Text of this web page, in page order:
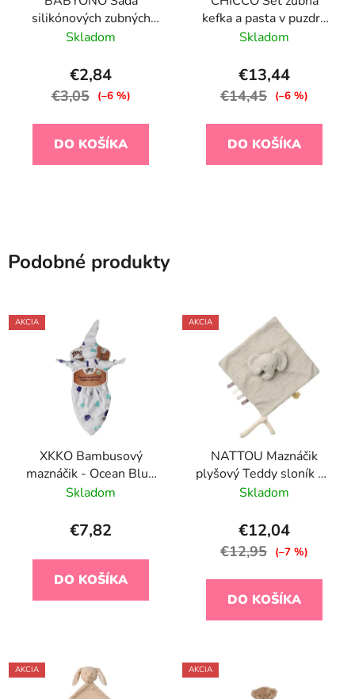
silikónových zubných
kefiek na prst 2ks 0m+
Skladom
€2,84
€3,05 (–6 %)
DO KOŠÍKA
kefka a pasta v puzdre
Always smiling - light
Skladom
€13,44
€14,45 (–6 %)
DO KOŠÍKA
Podobné produkty
AKCIA
XKKO Bambusový
maznáčik - Ocean Blue
Hearts
Skladom
€7,82
DO KOŠÍKA
AKCIA
NATTOU Maznáčik
plyšový Teddy sloník 28
x 28 cm, 0m+
Skladom
€12,04
€12,95 (–7 %)
DO KOŠÍKA
AKCIA AKCIA